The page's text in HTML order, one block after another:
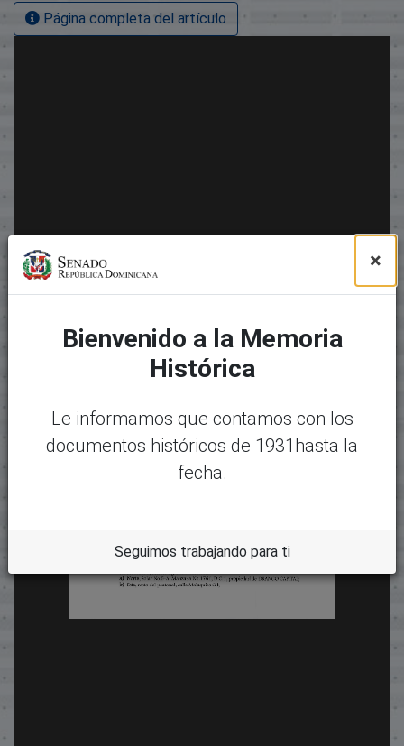
Página completa del artículo
×
Bienvenido a la Memoria
Histórica
Le informamos que contamos con los
documentos históricos de 1931hasta la
fecha.
Seguimos trabajando para ti